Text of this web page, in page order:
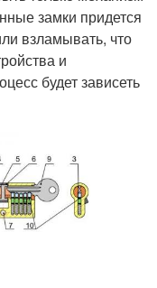
замки придется
взламывать, что
и
будет зависеть